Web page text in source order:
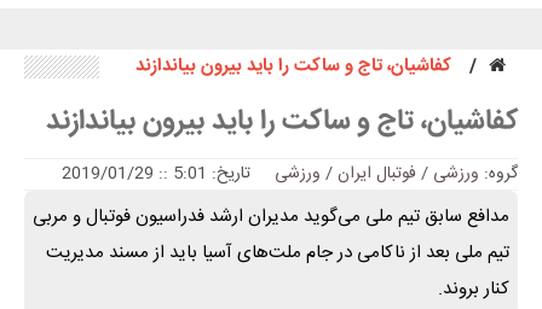
کفاشیان، تاج و ساکت را باید بیرون بیاندازند
کفاشیان، تاج و ساکت را باید بیرون بیاندازند
گروه: ورزشی / فوتبال ایران/ ورزشی تاریخ: 5:01 :: 2019/01/29
مدافع سابق تیم ملی می‌گوید مدیران ارشد فدراسیون فوتبال و مربی
تیم ملی بعد از ناکامی در جام ملت‌های آسیا باید از مسند مدیریت
کنار بروند.